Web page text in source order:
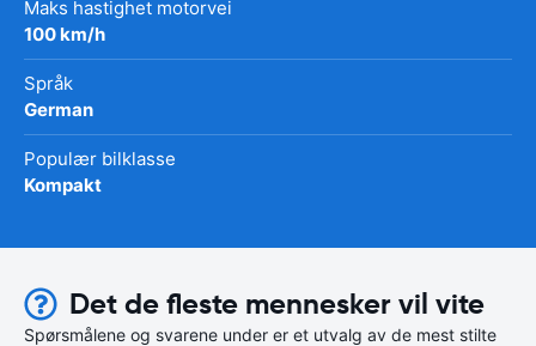
Maks hastighet motorvei
100 km/h
Språk
German
Populær bilklasse
Kompakt
Det de fleste mennesker vil vite
Spørsmålene og svarene under er et utvalg av de mest stilte